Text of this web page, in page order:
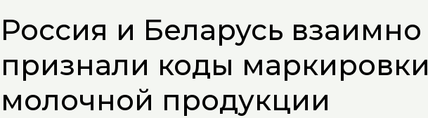
Россия и Беларусь взаимно
признали коды маркировки
молочной продукции